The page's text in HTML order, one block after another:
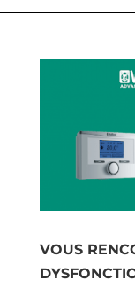
VOUS